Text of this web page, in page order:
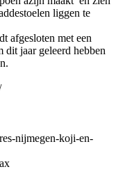
liggen te
afgesloten met een
dit jaar geleerd hebben
nijmegen-koji-en-